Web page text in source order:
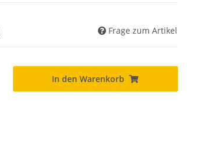
Frage zum Artikel
In den Warenkorb